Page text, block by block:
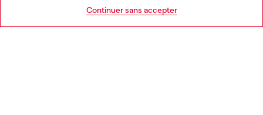
Continuer sans accepter